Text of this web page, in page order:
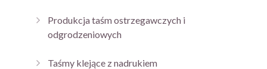
Produkcja taśm ostrzegawczych i
odgrodzeniowych
Taśmy klejące z nadrukiem